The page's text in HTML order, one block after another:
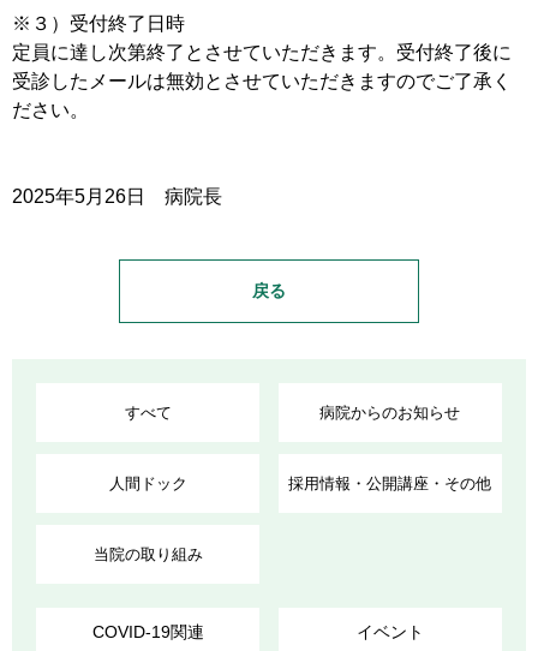
※３）受付終了日時
定員に達し次第終了とさせていただきます。受付終了後に
受診したメールは無効とさせていただきますのでご了承く
ださい。
2025年5月26日 病院長
戻る
すべて 病院からのお知らせ
人間ドック 採用情報・公開講座・その他
当院の取り組み
COVID-19関連 イベント